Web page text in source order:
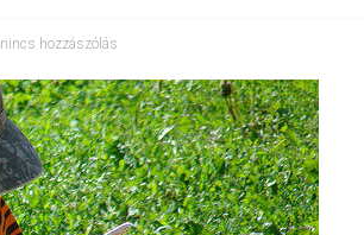
nincs hozzászólás